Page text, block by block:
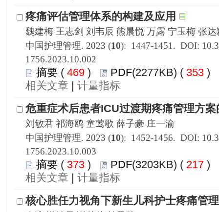
1756.2023.10.002
469 ) 353 )
|
1756.2023.10.003
373 ) 217 )
|